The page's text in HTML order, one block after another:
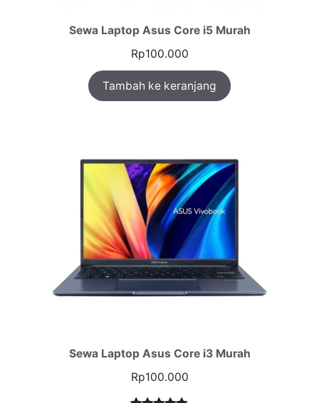
Sewa Laptop Asus Core i5 Murah
Rp100.000
Tambah ke keranjang
Sewa Laptop Asus Core i3 Murah
Rp100.000